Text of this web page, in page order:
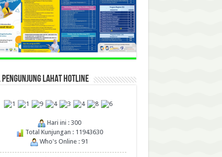
PENGUNJUNG LAHAT HOTLINE
Hari ini : 300
Total Kunjungan : 11943630
Who's Online : 91